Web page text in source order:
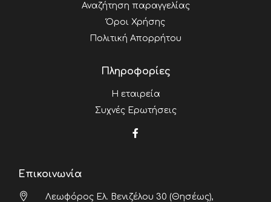
Αναζήτηση παραγγελίας
Όροι Χρήσης
Πολιτική Απορρήτου
Πληροφορίες
Η εταιρεία
Συχνές Ερωτήσεις
Επικοινωνία
Λεωφόρος Ελ. Βενιζέλου 30 (Θησέως),